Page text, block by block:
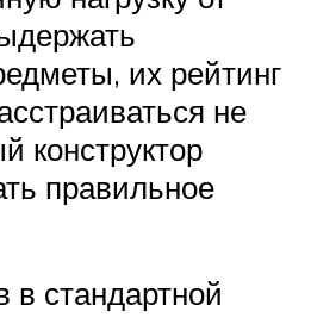
их рейтинг
не
конструктор
правильное
в стандартной